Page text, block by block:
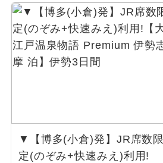
▼【博多(小倉)発】JR席数限
定(のぞみ+快速みえ)利用!